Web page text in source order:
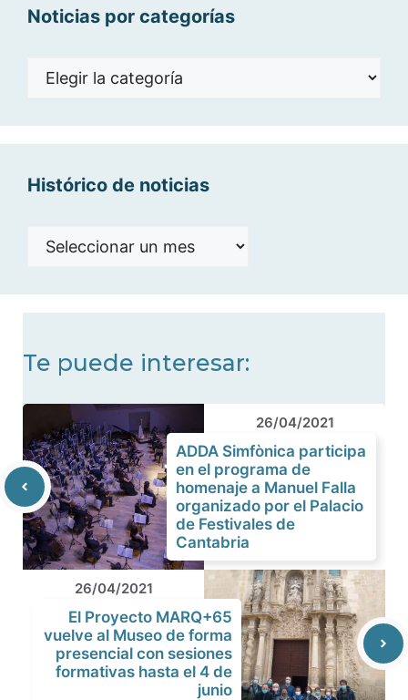
Noticias por categorías
Noticias
Histórico de noticias
Histórico
Te puede interesar:
26/04/2021
ADDA Simfònica participa
en el programa de
homenaje a Manuel Falla
organizado por el Palacio
de Festivales de
Cantabria
26/04/2021
El Proyecto MARQ+65
vuelve al Museo de forma
presencial con sesiones
formativas hasta el 4 de
junio